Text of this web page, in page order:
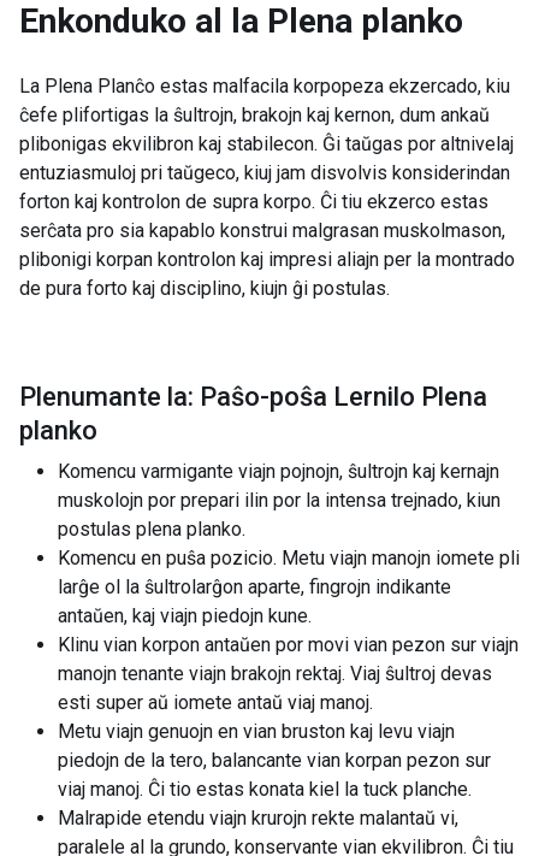
Enkonduko al la Plena planko
La Plena Planĉo estas malfacila korpopeza ekzercado, kiu
ĉefe plifortigas la ŝultrojn, brakojn kaj kernon, dum ankaŭ
plibonigas ekvilibron kaj stabilecon. Ĝi taŭgas por altnivelaj
entuziasmuloj pri taŭgeco, kiuj jam disvolvis konsiderindan
forton kaj kontrolon de supra korpo. Ĉi tiu ekzerco estas
serĉata pro sia kapablo konstrui malgrasan muskolmason,
plibonigi korpan kontrolon kaj impresi aliajn per la montrado
de pura forto kaj disciplino, kiujn ĝi postulas.
Plenumante la: Paŝo-poŝa Lernilo Plena
planko
Komencu varmigante viajn pojnojn, ŝultrojn kaj kernajn
muskolojn por prepari ilin por la intensa trejnado, kiun
postulas plena planko.
Komencu en puŝa pozicio. Metu viajn manojn iomete pli
larĝe ol la ŝultrolarĝon aparte, fingrojn indikante
antaŭen, kaj viajn piedojn kune.
Klinu vian korpon antaŭen por movi vian pezon sur viajn
manojn tenante viajn brakojn rektaj. Viaj ŝultroj devas
esti super aŭ iomete antaŭ viaj manoj.
Metu viajn genuojn en vian bruston kaj levu viajn
piedojn de la tero, balancante vian korpan pezon sur
viaj manoj. Ĉi tio estas konata kiel la tuck planche.
Malrapide etendu viajn krurojn rekte malantaŭ vi,
paralele al la grundo, konservante vian ekvilibron. Ĉi tiu